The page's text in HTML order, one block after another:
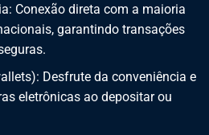
Conexão direta com a maioria
garantindo transações
Desfrute da conveniência e
eletrônicas ao depositar ou